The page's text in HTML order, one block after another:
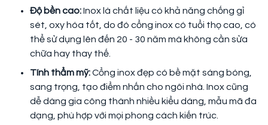
Độ bền cao:Inox là chất liệu có khả năng chống gỉ
sét, oxy hóa tốt, do đó cổng inox có tuổi thọ cao, có
thể sử dụng lên đến 20 - 30 năm mà không cần sửa
chữa hay thay thế.
Tính thẩm mỹ:Cổng inox đẹp có bề mặt sáng bóng,
sang trọng, tạo điểm nhấn cho ngôi nhà. Inox cũng
dễ dàng gia công thành nhiều kiểu dáng, mẫu mã đa
dạng, phù hợp với mọi phong cách kiến trúc.